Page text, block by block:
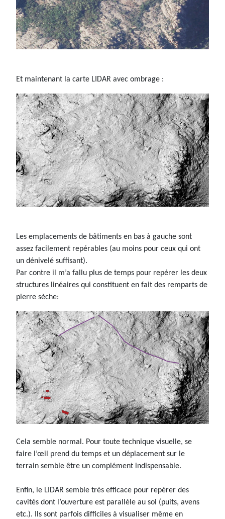
Et maintenant la carte LIDAR avec ombrage :
Les emplacements de bâtiments en bas à gauche sont
assez facilement repérables (au moins pour ceux qui ont
un dénivelé suffisant).
Par contre il m’a fallu plus de temps pour repérer les deux
structures linéaires qui constituent en fait des remparts de
pierre sèche:
Cela semble normal. Pour toute technique visuelle, se
faire l’œil prend du temps et un déplacement sur le
terrain semble être un complément indispensable.
Enfin, le LIDAR semble très efficace pour repérer des
cavités dont l’ouverture est parallèle au sol (puits, avens
etc.). Ils sont parfois difficiles à visualiser même en